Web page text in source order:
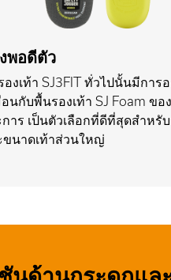
พอดีตัว
งเท้า SJ3FIT ทั่วไปนั้นมีการ
นกับพื้นรองเท้า SJ Foam ขอ
าร เป็นตัวเลือกที่ดีที่สุดสำหรั
ขนาดเท้าส่วนใหญ่